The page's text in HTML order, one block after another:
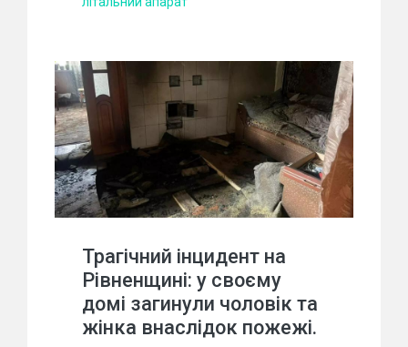
Трагічний інцидент на
Рівненщині: у своєму
домі загинули чоловік та
жінка внаслідок пожежі.